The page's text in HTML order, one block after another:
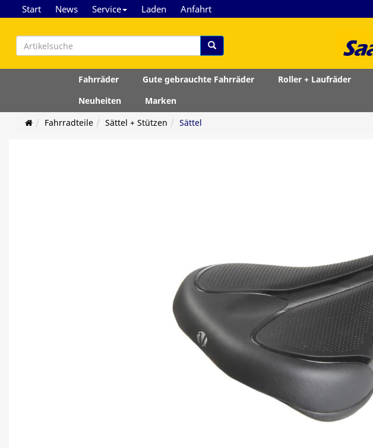
Start News Service Laden Anfahrt
Fahrräder Gute gebrauchte Fahrräder Roller + Laufräder
Neuheiten
Marken
Fahrradteile
Sättel + Stützen Sättel